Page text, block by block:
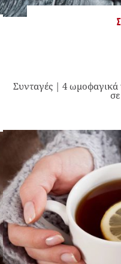
Συνταγές | 4 ωμοφαγικά